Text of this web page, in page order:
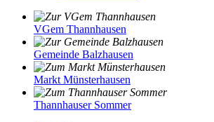
VGem Thannhausen
Gemeinde Balzhausen
Markt Münsterhausen
Thannhauser Sommer